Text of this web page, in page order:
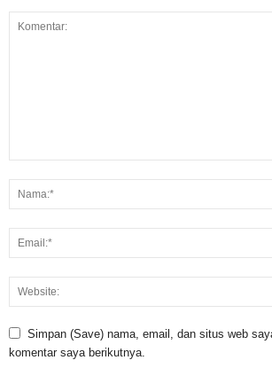
Simpan (Save) nama, email, dan situs web
komentar saya berikutnya.